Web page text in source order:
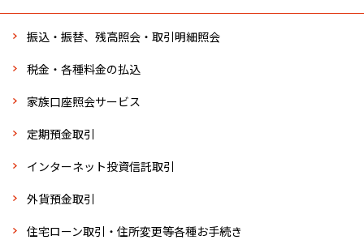
振込・振替、残高照会・取引明細照会
税金・各種料金の払込
家族口座照会サービス
定期預金取引
インターネット投資信託取引
外貨預金取引
住宅ローン取引・住所変更等各種お手続き